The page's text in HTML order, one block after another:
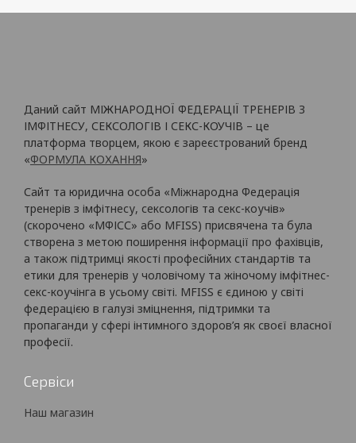
Даний сайт МІЖНАРОДНОЇ ФЕДЕРАЦІЇ ТРЕНЕРІВ З
ІМФІТНЕСУ, СЕКСОЛОГІВ І СЕКС-КОУЧІВ – це
платформа творцем, якою є зареєстрований бренд
«ФОРМУЛА КОХАННЯ»
Сайт та юридична особа «Міжнародна Федерація
тренерів з імфітнесу, сексологів та секс-коучів»
(скорочено «МФІСС» або MFISS) присвячена та була
створена з метою поширення інформації про фахівців,
а також підтримці якості професійних стандартів та
етики для тренерів у чоловічому та жіночому імфітнес-
секс-коучінга в усьому світі. MFISS є єдиною у світі
федерацією в галузі зміцнення, підтримки та
пропаганди у сфері інтимного здоров’я як своєї власної
професії.
Сервіси
Наш магазин